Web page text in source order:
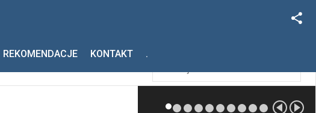
REKOMENDACJE KONTAKT .